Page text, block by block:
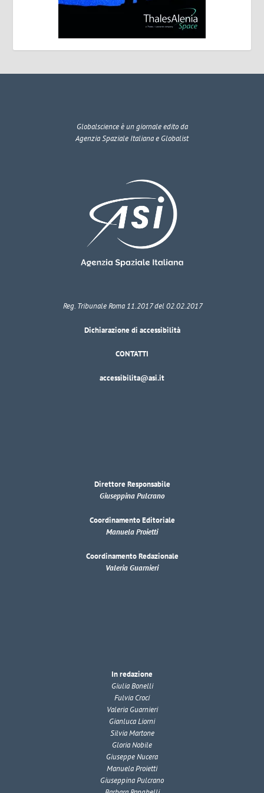
Globalscienceè un giornale edito da
Agenzia Spaziale Italiana e Globalist
Reg. Tribunale Roma 11.2017 del 02.02.2017
Dichiarazione di accessibilità
CONTATTI
accessibilita@asi.it
Direttore Responsabile
Giuseppina Pulcrano
Coordinamento Editoriale
Manuela Proietti
Coordinamento Redazionale
Valeria Guarnieri
In redazione
Giulia Bonelli
Fulvia Croci
Valeria Guarnieri
Gianluca Liorni
Silvia Martone
Gloria Nobile
Giuseppe Nucera
Manuela Proietti
Giuseppina Pulcrano